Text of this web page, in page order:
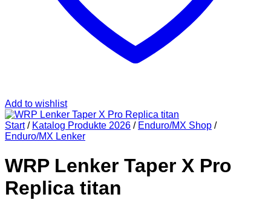
Add to wishlist
Start / Katalog Produkte 2026 / Enduro/MX Shop /
Enduro/MX Lenker
WRP Lenker Taper X Pro
Replica titan